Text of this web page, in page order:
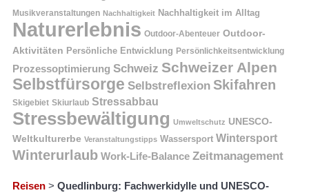
Musikveranstaltungen Nachhaltigkeit Nachhaltigkeit im Alltag
Naturerlebnis Outdoor-Abenteuer Outdoor-
Aktivitäten Persönliche Entwicklung Persönlichkeitsentwicklung
Prozessoptimierung Schweiz Schweizer Alpen
Selbstfürsorge Selbstreflexion Skifahren
Skigebiet Skiurlaub Stressabbau
Stressbewältigung Umweltschutz UNESCO-
Weltkulturerbe Veranstaltungstipps Wassersport Wintersport
Winterurlaub Work-Life-Balance Zeitmanagement
Reisen > Quedlinburg: Fachwerkidylle und UNESCO-